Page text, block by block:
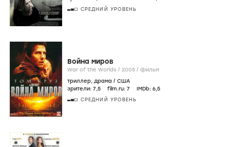
СРЕДНИЙ УРОВЕНЬ
Война миров
War of the Worlds / 2005 / фильм
триллер, драма / США
зрители: 7,5 film.ru: 7 IMDb: 6,5
СРЕДНИЙ УРОВЕНЬ